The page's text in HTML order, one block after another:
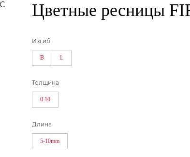
Цветные ресницы
Изгиб
B L
Толщина
0.10
Длина
5-10mm